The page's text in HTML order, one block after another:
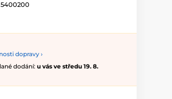
dopravy ›
dodání: u vás ve středu 19. 8.